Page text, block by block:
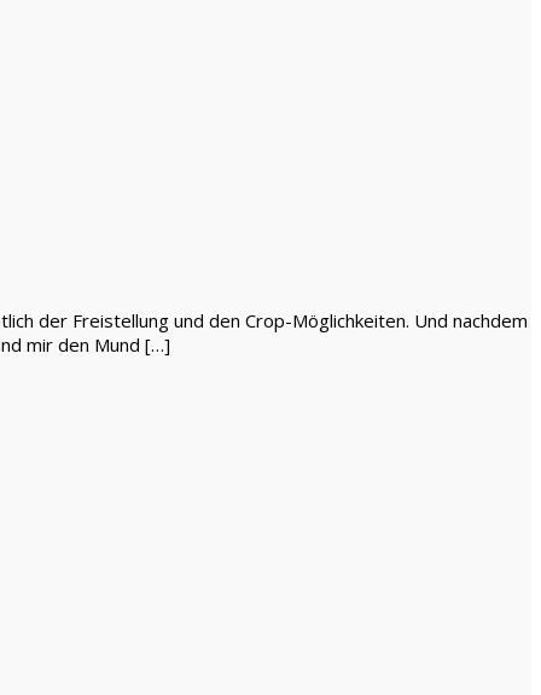
der Freistellung und den Crop-Möglichkeiten. Und nachdem
mir den Mund […]